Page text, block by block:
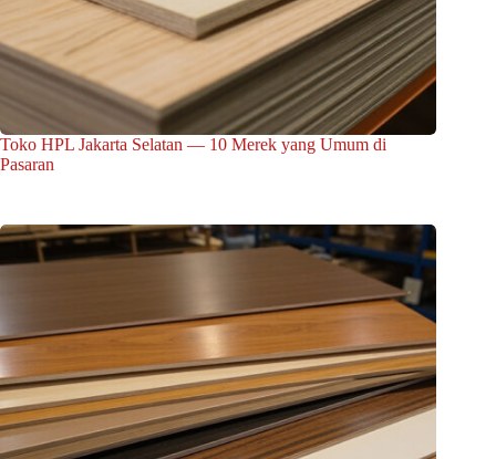
Toko HPL Jakarta Selatan — 10 Merek yang Umum di
Pasaran